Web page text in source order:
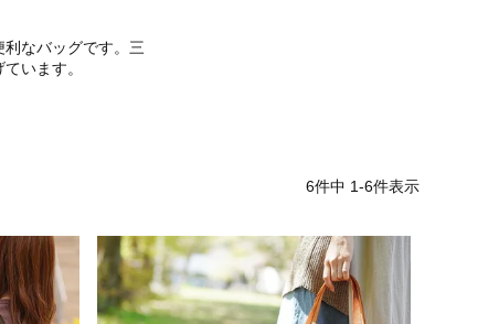
なバッグです。三
います。
6件中 1-6件表示